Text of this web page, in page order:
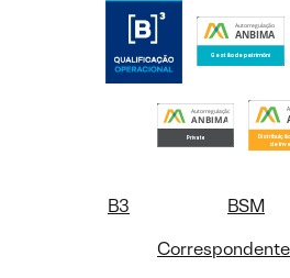
B3 BSM